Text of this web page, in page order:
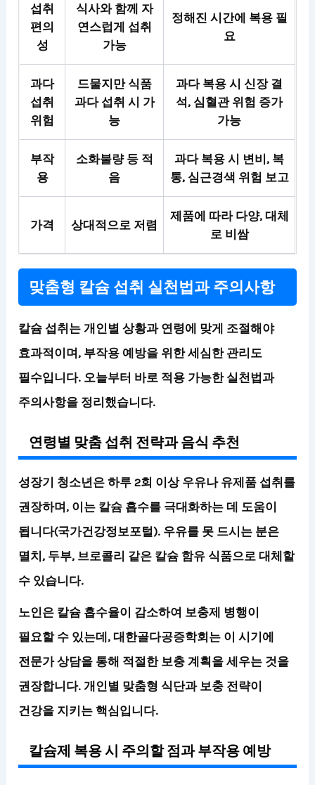
섭취
편의
성
식사와 함께 자
연스럽게 섭취
가능
정해진 시간에 복용 필
요
과다
섭취
위험
드물지만 식품
과다 섭취 시 가
능
과다 복용 시 신장 결
석, 심혈관 위험 증가
가능
부작
용
소화불량 등 적
음
과다 복용 시 변비, 복
통, 심근경색 위험 보고
가격 상대적으로 저렴
제품에 따라 다양, 대체
로 비쌈
맞춤형 칼슘 섭취 실천법과 주의사항
칼슘 섭취는 개인별 상황과 연령에 맞게 조절해야
효과적이며, 부작용 예방을 위한 세심한 관리도
필수입니다. 오늘부터 바로 적용 가능한 실천법과
주의사항을 정리했습니다.
연령별 맞춤 섭취 전략과 음식 추천
성장기 청소년은 하루 2회 이상 우유나 유제품 섭취를
권장하며, 이는 칼슘 흡수를 극대화하는 데 도움이
됩니다(국가건강정보포털). 우유를 못 드시는 분은
멸치, 두부, 브로콜리 같은 칼슘 함유 식품으로 대체할
수 있습니다.
노인은 칼슘 흡수율이 감소하여 보충제 병행이
필요할 수 있는데, 대한골다공증학회는 이 시기에
전문가 상담을 통해 적절한 보충 계획을 세우는 것을
권장합니다.개인별 맞춤형 식단과 보충 전략이
건강을 지키는 핵심입니다.
칼슘제 복용 시 주의할 점과 부작용 예방